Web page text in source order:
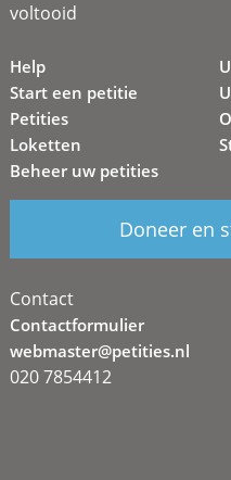
voltooid
Help
Start een petitie
Petities
Loketten
Beheer uw petities
Doneer en
Contact
Contactformulier
webmaster@petities.nl
020 7854412